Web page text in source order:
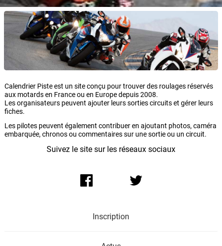
Calendrier Piste est un site conçu pour trouver des roulages réservés
aux motards en France ou en Europe depuis 2008.
Les organisateurs peuvent ajouter leurs sorties circuits et gérer leurs
fiches.
Les pilotes peuvent également contribuer en ajoutant photos, caméra
embarquée, chronos ou commentaires sur une sortie ou un circuit.
Suivez le site sur les réseaux sociaux
Inscription